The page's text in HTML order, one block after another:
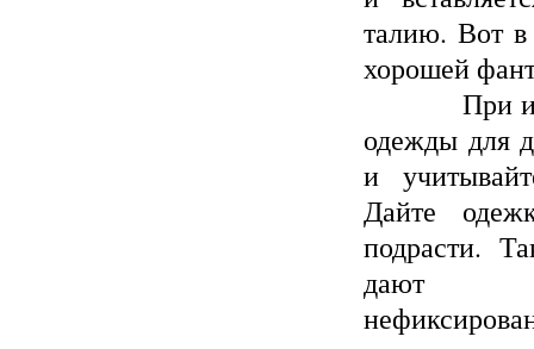
талию. Вот
хорошей
При
одежды для
и
Дайте
подрасти.
дают